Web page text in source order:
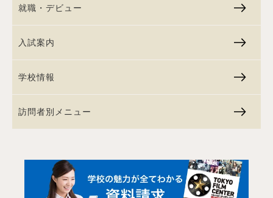
就職・デビュー
入試案内
学校情報
訪問者別メニュー